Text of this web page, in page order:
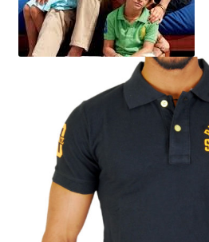
Visual
Blog
Estilismo
Frases Celebres
Protocolo y Etiqueta
Femenino